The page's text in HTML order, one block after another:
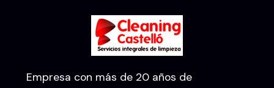
Empresa con más de 20 años de